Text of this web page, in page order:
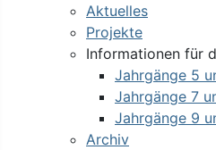
Aktuelles
Projekte
Informationen für
Jahrgänge 5
Jahrgänge 7
Jahrgänge 9
Archiv